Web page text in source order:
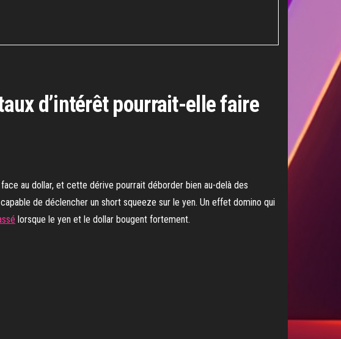
d’intérêt pourrait-elle faire
au dollar, et cette dérive pourrait déborder bien au-delà des
de déclencher un short squeeze sur le yen. Un effet domino qui
lorsque le yen et le dollar bougent fortement.